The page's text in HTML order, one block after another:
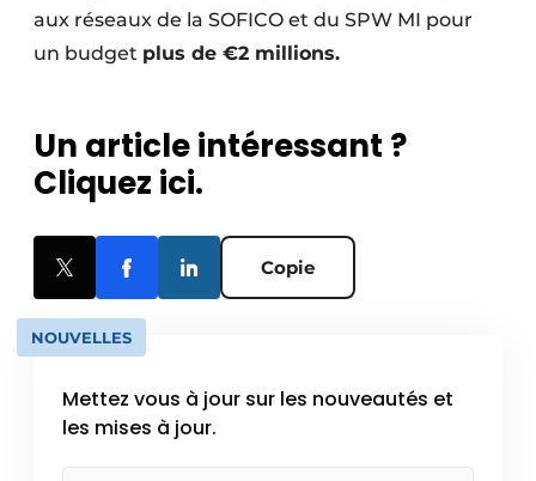
aux réseaux de la SOFICO et du SPW MI pour
un budget plus de €2 millions.
Un article intéressant ?
Cliquez ici.
Copie
NOUVELLES
Mettez vous à jour sur les nouveautés et
les mises à jour.